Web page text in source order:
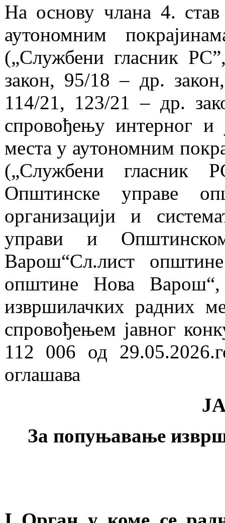
На основу члана 4.
аутономним
(„Службени гласник
закон, 95/18 – др.
114/21, 123/21 – др.
спровођењу интерног и
места у аутономним
(„Службени гласник
Општинске управе
организацији и
управи и
Варош“Сл.лист
општине Нова
извршилачких радних
спровођењем јавног
112 006 од
оглашава
За попуњавање